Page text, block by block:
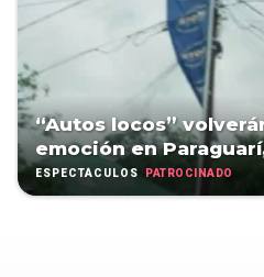
“Autos locos”
emoción en
ESPECTÁCULOS PATROCINADO